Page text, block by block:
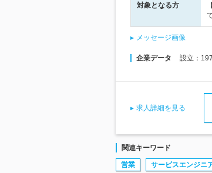
対象となる方
メッセージ画像
企業データ 設立：
求人詳細を見る
関連キーワード
営業 サービスエンジニ